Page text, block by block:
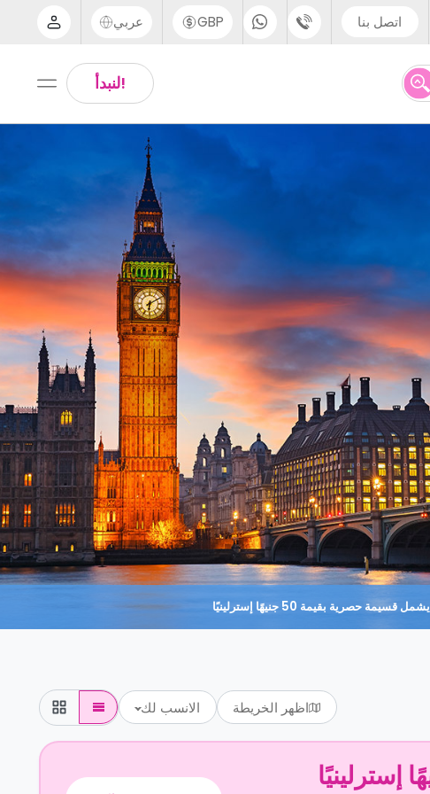
اتصل بنا
UK - +44 (0) 20 3871 8666
IN - +91 (80) 3711 1326
US - +1 (646) 718 6172
GBP عربي
Arabic
Thai
!لنبدأ
يشمل قسيمة حصرية بقيمة 50 جنيهًا إسترلينيًا
اظهر الخريطة الانسب لك